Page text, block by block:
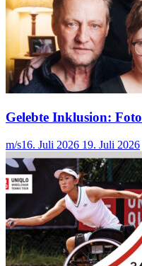
Gelebte Inklusion:
m/s16. Juli 2026 19. Juli 2026